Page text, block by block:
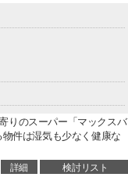
りのスーパー「マックスバ
件は湿気も少なく健康な
詳細 検討リスト